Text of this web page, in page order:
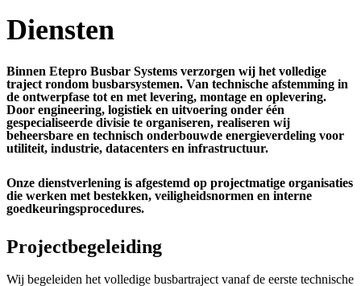
Diensten
Binnen Etepro Busbar Systems verzorgen wij het volledige
traject rondom busbarsystemen. Van technische afstemming in
de ontwerpfase tot en met levering, montage en oplevering.
Door engineering, logistiek en uitvoering onder één
gespecialiseerde divisie te organiseren, realiseren wij
beheersbare en technisch onderbouwde energieverdeling voor
utiliteit, industrie, datacenters en infrastructuur.
Onze dienstverlening is afgestemd op projectmatige organisaties
die werken met bestekken, veiligheidsnormen en interne
goedkeuringsprocedures.
Projectbegeleiding
Wij begeleiden het volledige busbartraject vanaf de eerste technische